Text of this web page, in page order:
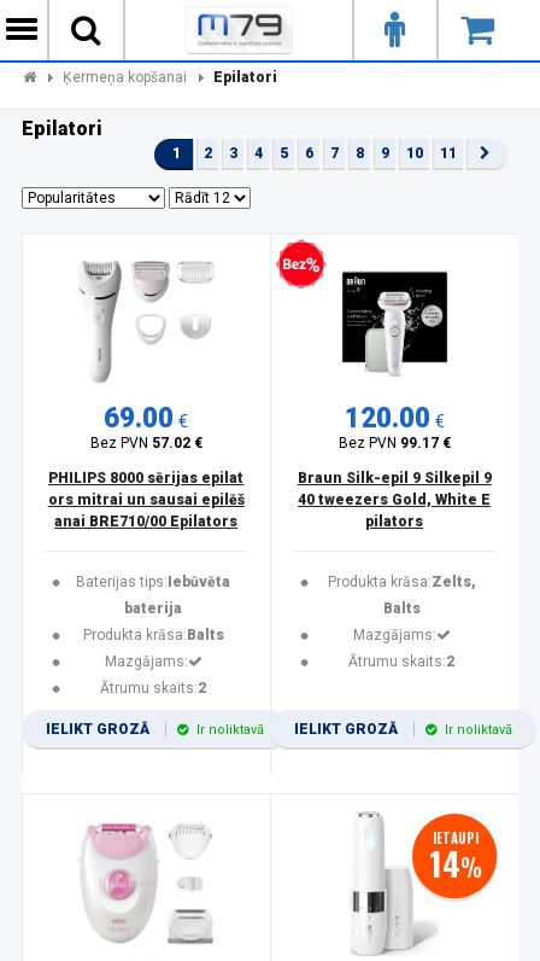
Ķermeņa kopšanai Epilatori
Epilatori
1 2 3 4 5 6 7 8 9 10 11
69.00 €
Bez PVN 57.02 €
PHILIPS 8000 sērijas epilat
ors mitrai un sausai epilēš
anai BRE710/00 Epilators
Baterijas tips: Iebūvēta
baterija
Produkta krāsa: Balts
Mazgājams:
Ātrumu skaits:2
IELIKT GROZĀ Ir noliktavā
Bezprocentu kredīts
120.00 €
Bez PVN 99.17 €
Braun Silk-epil 9 Silkepil 9
40 tweezers Gold, White E
pilators
Produkta krāsa:Zelts,
Balts
Mazgājams:
Ātrumu skaits:2
IELIKT GROZĀ Ir noliktavā
IETAUPI
14%